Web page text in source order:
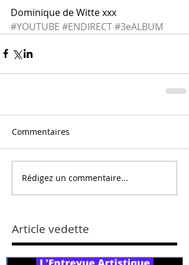
Dominique de Witte xxx
#YOUTUBE #ENDIRECT#3eALBUM
Commentaires
Rédigez un commentaire...
Article vedette